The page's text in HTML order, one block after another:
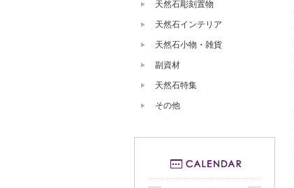
天然石彫刻置物
天然石インテリア
天然石小物・雑貨
副資材
天然石特集
その他